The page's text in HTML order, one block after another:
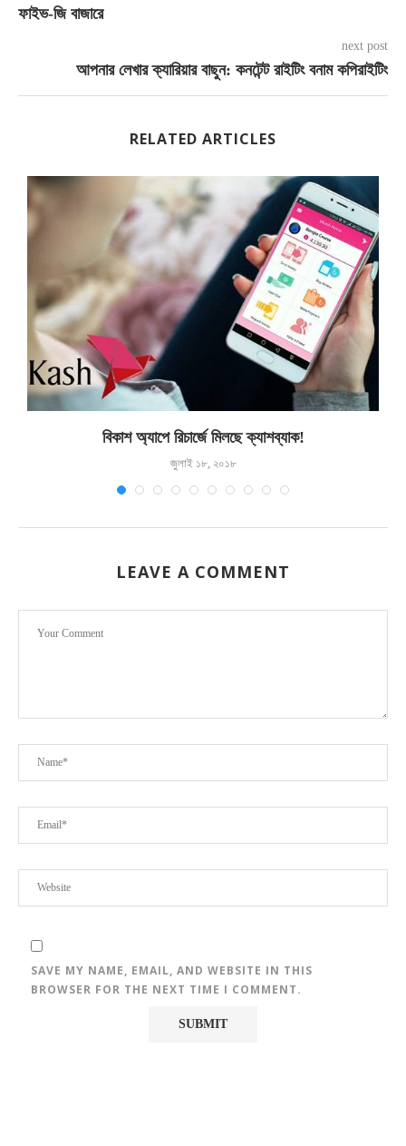
ফাইভ-জি বাজারে
next post
আপনার লেখার ক্যারিয়ার বাছুন: কনটেন্ট রাইটিং বনাম কপিরাইটিং
RELATED ARTICLES
বিকাশ অ্যাপে রিচার্জে মিলছে ক্যাশব্যাক!
জুলাই ১৮, ২০১৮
LEAVE A COMMENT
SAVE MY NAME, EMAIL, AND WEBSITE IN THIS
BROWSER FOR THE NEXT TIME I COMMENT.